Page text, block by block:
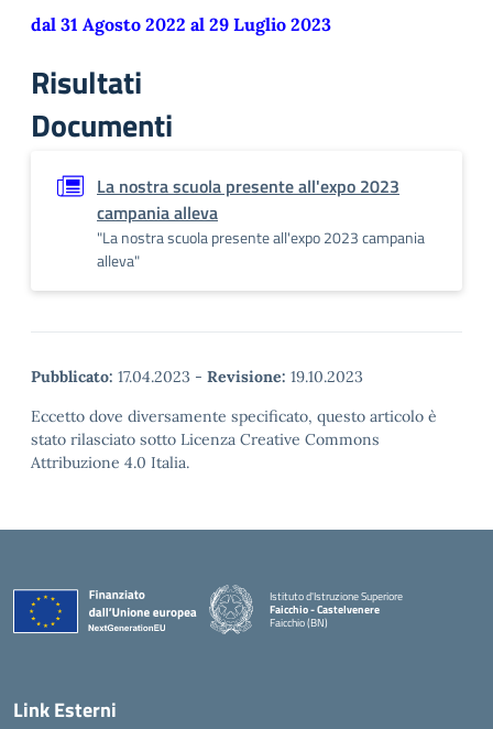
dal 31 Agosto 2022 al 29 Luglio 2023
Risultati
Documenti
La nostra scuola presente all'expo 2023
campania alleva
"La nostra scuola presente all'expo 2023 campania
alleva"
Pubblicato: 17.04.2023 - Revisione: 19.10.2023
Eccetto dove diversamente specificato, questo articolo è
stato rilasciato sotto Licenza Creative Commons
Attribuzione 4.0 Italia.
Istituto d'Istruzione Superiore
Faicchio - Castelvenere
Faicchio (BN)
Link Esterni